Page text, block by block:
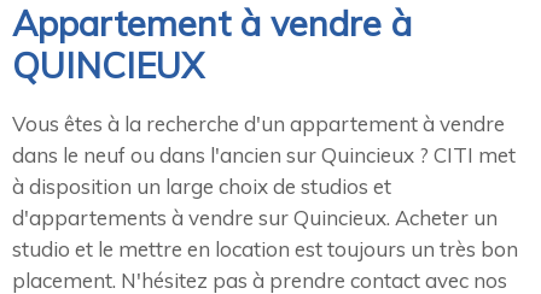
Appartement à vendre à
QUINCIEUX
Vous êtes à la recherche d'un appartement à vendre
dans le neuf ou dans l'ancien sur Quincieux ? CITI met
à disposition un large choix de studios et
d'appartements à vendre sur Quincieux. Acheter un
studio et le mettre en location est toujours un très bon
placement. N'hésitez pas à prendre contact avec nos